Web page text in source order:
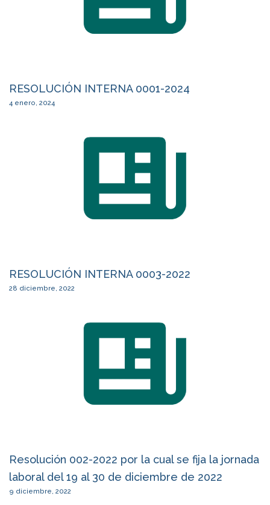
RESOLUCIÓN INTERNA 0001-2024
4 enero, 2024
RESOLUCIÓN INTERNA 0003-2022
28 diciembre, 2022
Resolución 002-2022 por la cual se fija la jornada
laboral del 19 al 30 de diciembre de 2022
9 diciembre, 2022